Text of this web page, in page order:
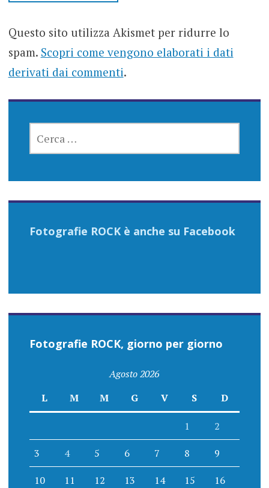
Questo sito utilizza Akismet per ridurre lo
spam. Scopri come vengono elaborati i dati
derivati dai commenti.
PER:
Fotografie ROCK è anche su Facebook
Fotografie ROCK, giorno per giorno
Agosto 2026
L
M M G V S D
1 2
3 4 5 6 7 8 9
10 11 12 13 14 15 16